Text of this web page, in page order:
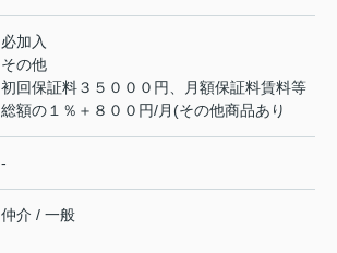
必加入
その他
初回保証料３５０００円、月額保証料賃料等
総額の１％＋８００円/月(その他商品あり
-
仲介 / 一般